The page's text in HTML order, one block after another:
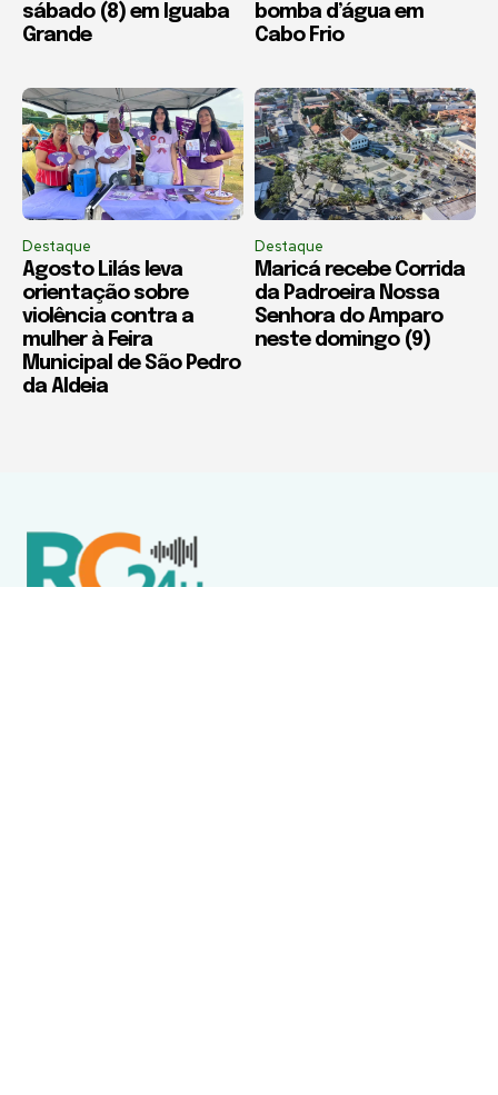
sábado (8) em Iguaba
Grande
bomba d’água em
Cabo Frio
Destaque
Agosto Lilás leva
orientação sobre
violência contra a
mulher à Feira
Municipal de São Pedro
da Aldeia
Destaque
Maricá recebe Corrida
da Padroeira Nossa
Senhora do Amparo
neste domingo (9)